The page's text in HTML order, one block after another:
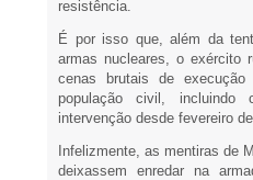
resistência.
É por isso que, além da
armas nucleares, o exército
cenas brutais de
população civil, incluindo
intervenção desde fevereiro
Infelizmente, as mentiras de
deixassem enredar na